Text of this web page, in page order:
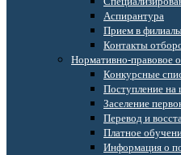
Аспирантура
Прием в
Контакты
Нормативно-правовое
Конкурсные
Поступление на
Заселение
Перевод и
Платное
Информация о